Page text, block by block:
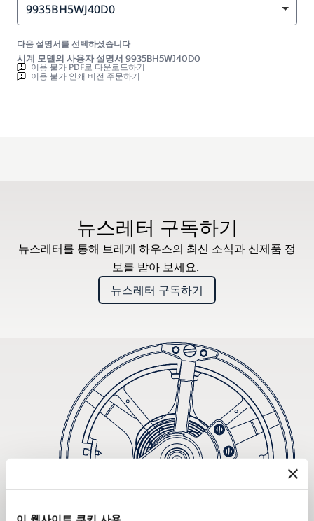
9935BH5WJ40D0
다음 설명서를 선택하셨습니다
시계 모델의 사용자 설명서 9935BH5WJ40D0
이용 불가 PDF로 다운로드하기
이용 불가 인쇄 버전 주문하기
뉴스레터 구독하기
뉴스레터를 통해 브레게 하우스의 최신 소식과 신제품 정
보를 받아 보세요.
뉴스레터 구독하기